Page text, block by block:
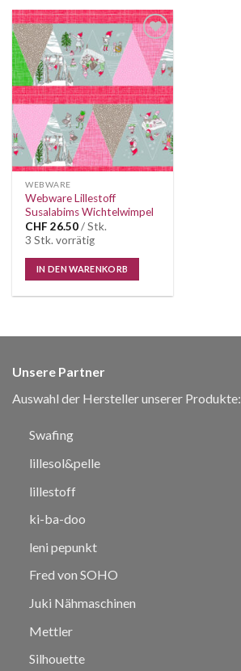
Auf die
Wunschliste
WEBWARE
Webware Lillestoff
Susalabims Wichtelwimpel
CHF 26.50/ Stk.
3 Stk. vorrätig
IN DEN WARENKORB
Unsere Partner
Auswahl der Hersteller unserer Produkte:
Swafing
lillesol&pelle
lillestoff
ki-ba-doo
leni pepunkt
Fred von SOHO
Juki Nähmaschinen
Mettler
Silhouette